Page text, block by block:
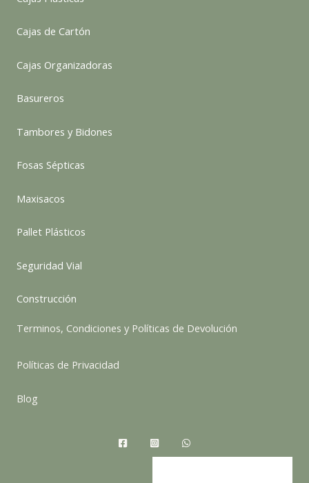
Cajas de Cartón
Cajas Organizadoras
Basureros
Tambores y Bidones
Fosas Sépticas
Maxisacos
Pallet Plásticos
Seguridad Vial
Construcción
Terminos, Condiciones y Políticas de Devolución
Políticas de Privacidad
Blog